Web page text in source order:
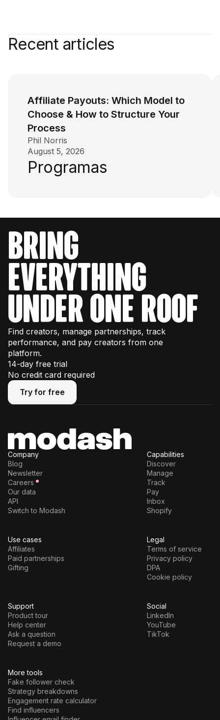
Recent articles
Affiliate Payouts: Which Model to
Choose & How to Structure Your
Process
Phil Norris
August 5, 2026
Programas
bring
everything
under one roof
Find creators, manage partnerships, track
performance, and pay creators from one
platform.
14-day free trial
No credit card required
Try for free
Try for free
More tools
Fake follower check
Strategy breakdowns
Engagement rate calculator
Find influencers
Company
Blog
Newsletter
Careers
Our data
API
Switch to Modash
Capabilities
Discover
Manage
Track
Pay
Inbox
Shopify
Use cases
Affiliates
Paid partnerships
Gifting
Legal
Terms of service
Privacy policy
DPA
Cookie policy
Support
Product tour
Help center
Ask a question
Request a demo
Social
LinkedIn
YouTube
TikTok